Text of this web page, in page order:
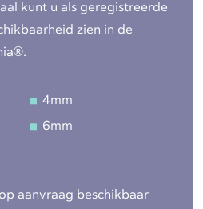
kunt u als geregistreerde
zien in de
4mm
6mm
aanvraag beschikbaar